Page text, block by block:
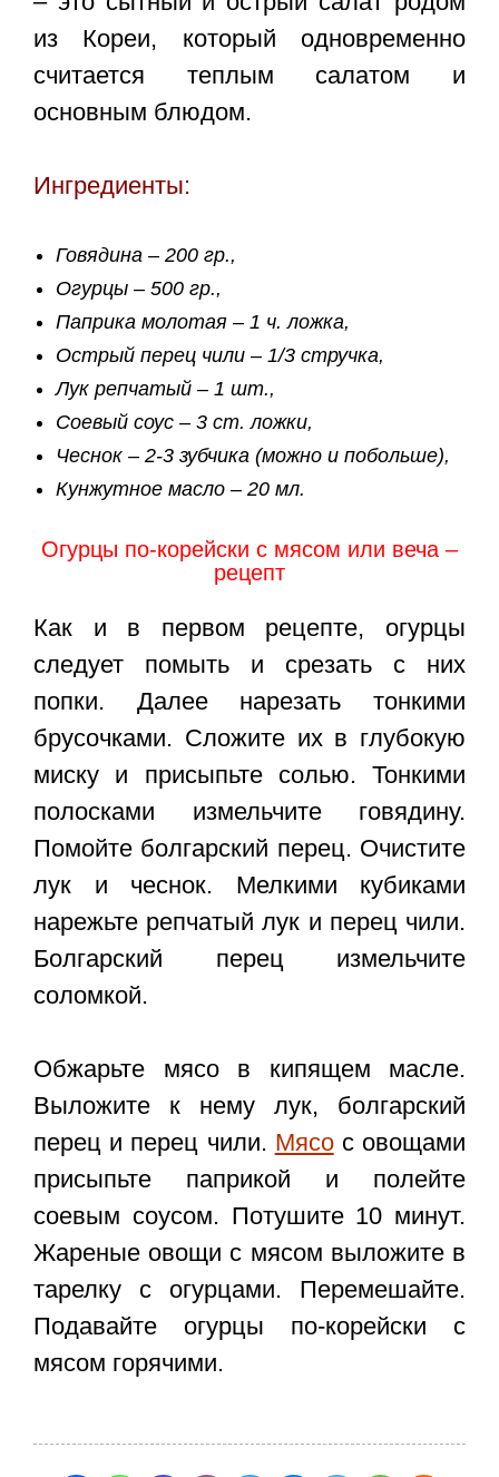
из Кореи, который одновременно
считается теплым салатом и
основным блюдом.
Ингредиенты:
Говядина – 200 гр.,
Огурцы – 500 гр.,
Паприка молотая – 1 ч. ложка,
Острый перец чили – 1/3 стручка,
Лук репчатый – 1 шт.,
Соевый соус – 3 ст. ложки,
Чеснок – 2-3 зубчика (можно и побольше),
Кунжутное масло – 20 мл.
Огурцы по-корейски с мясом или веча –
рецепт
Как и в первом рецепте, огурцы
следует помыть и срезать с них
попки. Далее нарезать тонкими
брусочками. Сложите их в глубокую
миску и присыпьте солью. Тонкими
полосками измельчите говядину.
Помойте болгарский перец. Очистите
лук и чеснок. Мелкими кубиками
нарежьте репчатый лук и перец чили.
Болгарский перец измельчите
соломкой.
Обжарьте мясо в кипящем масле.
Выложите к нему лук, болгарский
перец и перец чили. Мясос овощами
присыпьте паприкой и полейте
соевым соусом. Потушите 10 минут.
Жареные овощи с мясом выложите в
тарелку с огурцами. Перемешайте.
Подавайте огурцы по-корейски с
мясом горячими.